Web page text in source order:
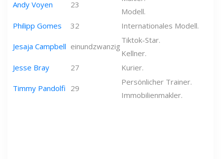
Andy Voyen 23
Modell.
Philipp Gomes
32 Internationales Modell.
Jesaja Campbell einundzwanzig
Tiktok-Star.
Kellner.
Jesse Bray
27 Kurier.
Timmy Pandolfi 29
Persönlicher Trainer.
Immobilienmakler.